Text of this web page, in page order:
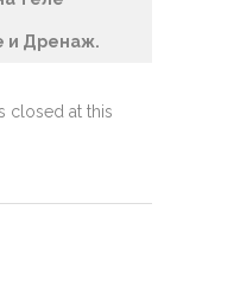
и Дренаж.
closed at this